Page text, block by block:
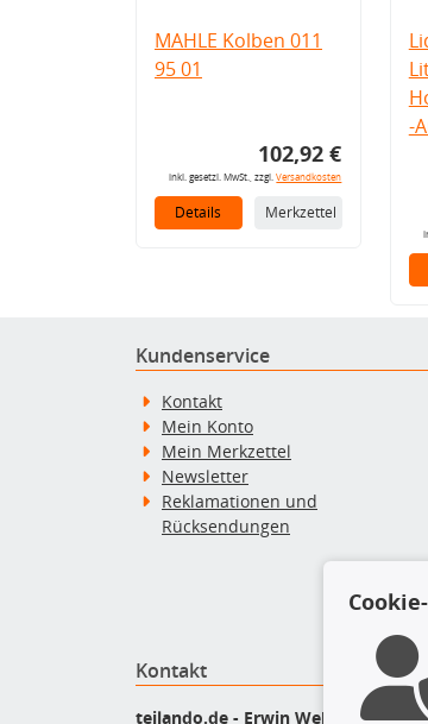
MAHLE Kolben 011
95 01
102,92 €
inkl. gesetzl. MwSt., zzgl.Versandkosten
Details Merkzettel
-
Kundenservice
Kontakt
Mein Konto
Mein Merkzettel
Newsletter
Reklamationen und
Rücksendungen
Kontakt
teilando.de - Erwin Weber GmbH